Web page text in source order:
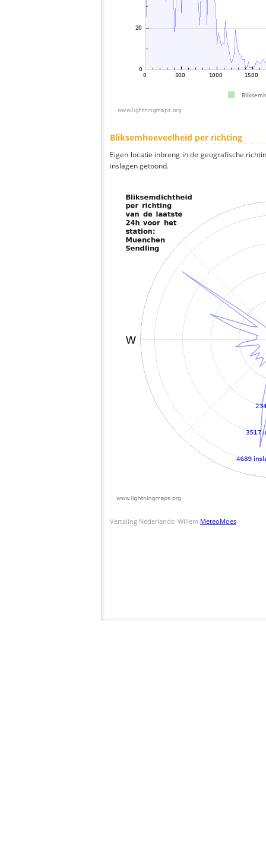
Bliksemhoeveelheid per richting
Eigen locatie inbreng in de geografische
inslagen getoond.
Vertaling Nederlands: Willem MeteoMoes